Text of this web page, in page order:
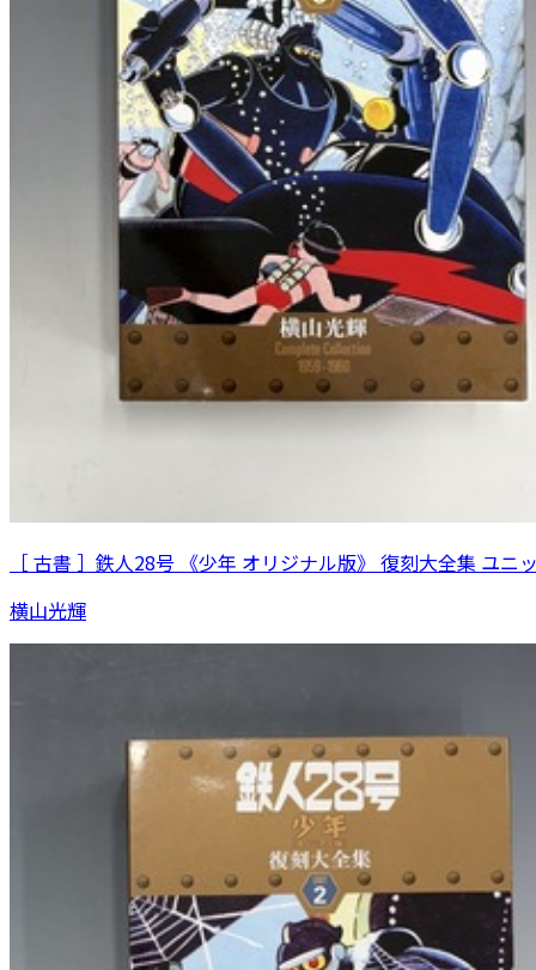
［ 古書 ］鉄人28号 《少年 オリジナル版》 復刻大全集 ユニ
横山光輝